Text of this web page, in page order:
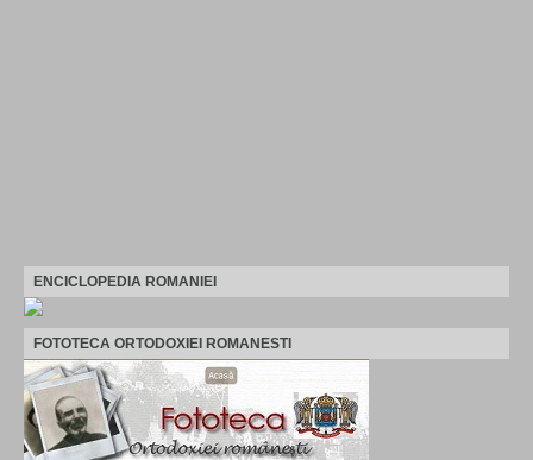
ENCICLOPEDIA ROMANIEI
FOTOTECA ORTODOXIEI ROMANESTI